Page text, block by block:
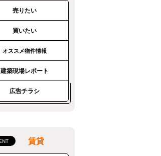
売りたい
買いたい
オススメ物件情報
建築現場レポート
広告チラシ
賃貸